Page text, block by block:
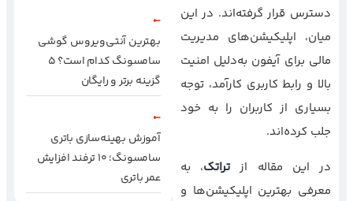
دسترس قرار گرفته‌اند. در این
میان، اپلیکیشن‌های مدیریت
مالی برای آیفون به‌دلیل امنیت
بالا و رابط کاربری کارآمد، توجه
بسیاری از کاربران را به خود
جلب کرده‌اند.
در این مقاله ازتراتک، به
معرفی بهترین اپلیکیشن‌ها و
بهترین آنتی‌ویروس گوشی
سامسونگ کدام است؟ ۵
گزینه برتر و رایگان
آموزش بهینه‌سازی باتری
سامسونگ؛ ۱۰ ترفند افزایش
عمر باتری